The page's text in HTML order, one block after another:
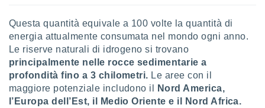
dei
ad
web
In
ti
Questa quantità equivale a 100 volte la quantità di
energia attualmente consumata nel mondo ogni anno.
Le riserve naturali di idrogeno si trovano
principalmente nelle rocce sedimentarie a
profondità fino a 3 chilometri. Le aree con il
maggiore potenziale includono il
Nord America,
l’Europa dell’Est, il Medio Oriente e il Nord Africa.